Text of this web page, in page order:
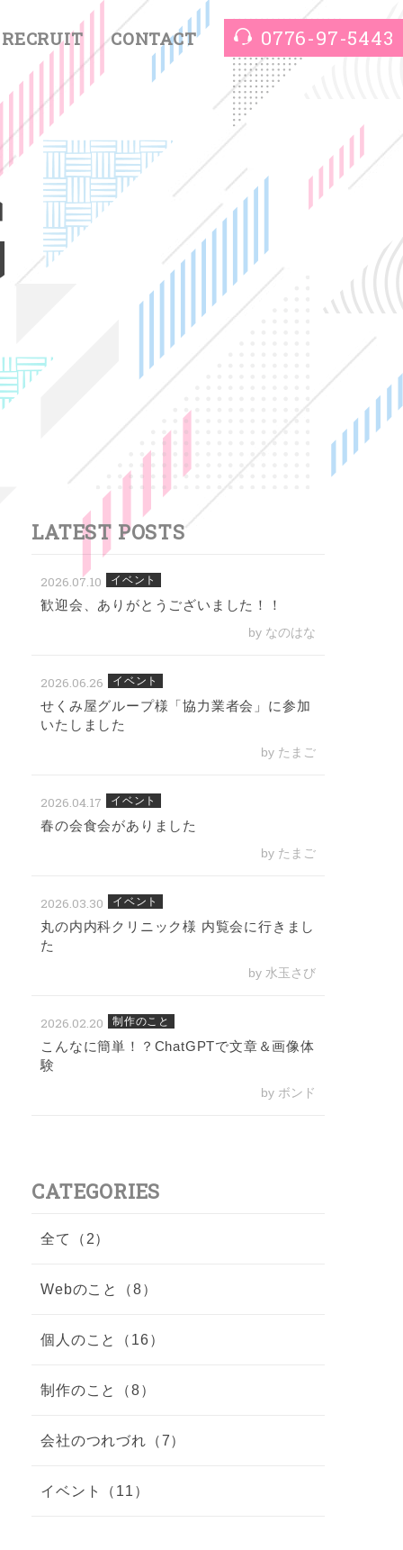
RECRUIT CONTACT 0776-97-5443
LATEST POSTS
2026.07.10 イベント
歓迎会、ありがとうございました！！
by なのはな
2026.06.26 イベント
せくみ屋グループ様「協力業者会」に参加
いたしました
by たまご
2026.04.17 イベント
春の会食会がありました
by たまご
2026.03.30 イベント
丸の内内科クリニック様 内覧会に行きまし
た
by 水玉さび
2026.02.20 制作のこと
こんなに簡単！？ChatGPTで文章＆画像体
験
by ボンド
CATEGORIES
全て（2）
Webのこと（8）
個人のこと（16）
制作のこと（8）
会社のつれづれ（7）
イベント（11）